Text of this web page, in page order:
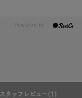
スタッフレビュー(1)